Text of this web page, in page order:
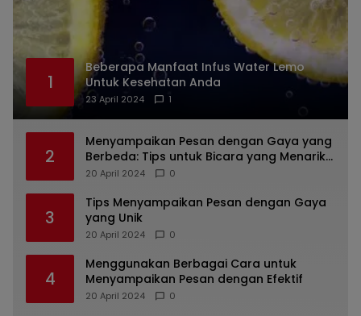
1
Beberapa Manfaat Infus Water Lemo
Untuk Kesehatan Anda
23 April 2024 1
2
Menyampaikan Pesan dengan Gaya yang
Berbeda: Tips untuk Bicara yang Menarik
dan Unik
20 April 2024 0
3
Tips Menyampaikan Pesan dengan Gaya
yang Unik
20 April 2024 0
4
Menggunakan Berbagai Cara untuk
Menyampaikan Pesan dengan Efektif
20 April 2024 0